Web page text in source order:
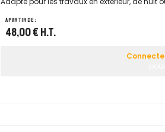
A partir de :
48,00 € H.T.